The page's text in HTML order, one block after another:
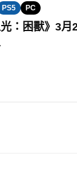
PS5 PC
：困獸》3